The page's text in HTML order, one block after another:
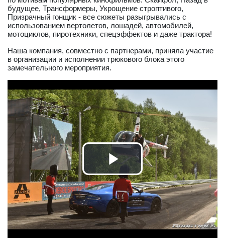
будущее, Трансформеры, Укрощение строптивого,
Призрачный гонщик - все сюжеты разыгрывались с
использованием вертолетов, лошадей, автомобилей,
мотоциклов, пиротехники, спецэффектов и даже трактора!
Наша компания, совместно с партнерами, приняла участие
в организации и исполнении трюкового блока этого
замечательного мероприятия.
Play
Video